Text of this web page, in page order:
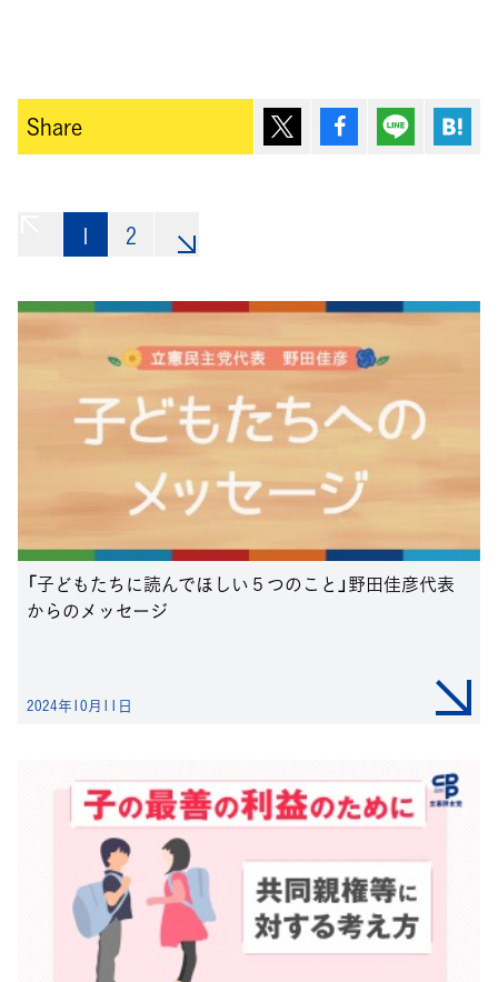
Share ポスト シェア Lineで送
1 2
「子どもたちに読んでほしい５つのこと」野田佳彦代表
からのメッセージ
2024年10月11日